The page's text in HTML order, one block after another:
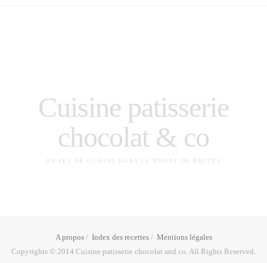
Cuisine patisserie
chocolat & co
UN PEU DE CUISINE DANS CE MONDE DE BRUTES
A propos Index des recettes
Mentions légales
Copyrights © 2014 Cuisine patisserie chocolat and co. All Rights Reserved.